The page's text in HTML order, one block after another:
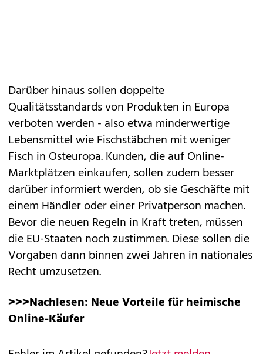
Darüber hinaus sollen doppelte
Qualitätsstandards von Produkten in Europa
verboten werden - also etwa minderwertige
Lebensmittel wie Fischstäbchen mit weniger
Fisch in Osteuropa. Kunden, die auf Online-
Marktplätzen einkaufen, sollen zudem besser
darüber informiert werden, ob sie Geschäfte mit
einem Händler oder einer Privatperson machen.
Bevor die neuen Regeln in Kraft treten, müssen
die EU-Staaten noch zustimmen. Diese sollen die
Vorgaben dann binnen zwei Jahren in nationales
Recht umzusetzen.
>>>Nachlesen: Neue Vorteile für heimische
Online-Käufer